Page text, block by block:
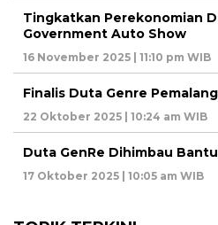
Tingkatkan Perekonomian
Government Auto Show
16 November 2025 | 11:10 pm WIB
Finalis Duta Genre
22 Oktober 2025 | 10:24 am WIB
Duta GenRe Dihimbau
17 Oktober 2025 | 10:05 am WIB